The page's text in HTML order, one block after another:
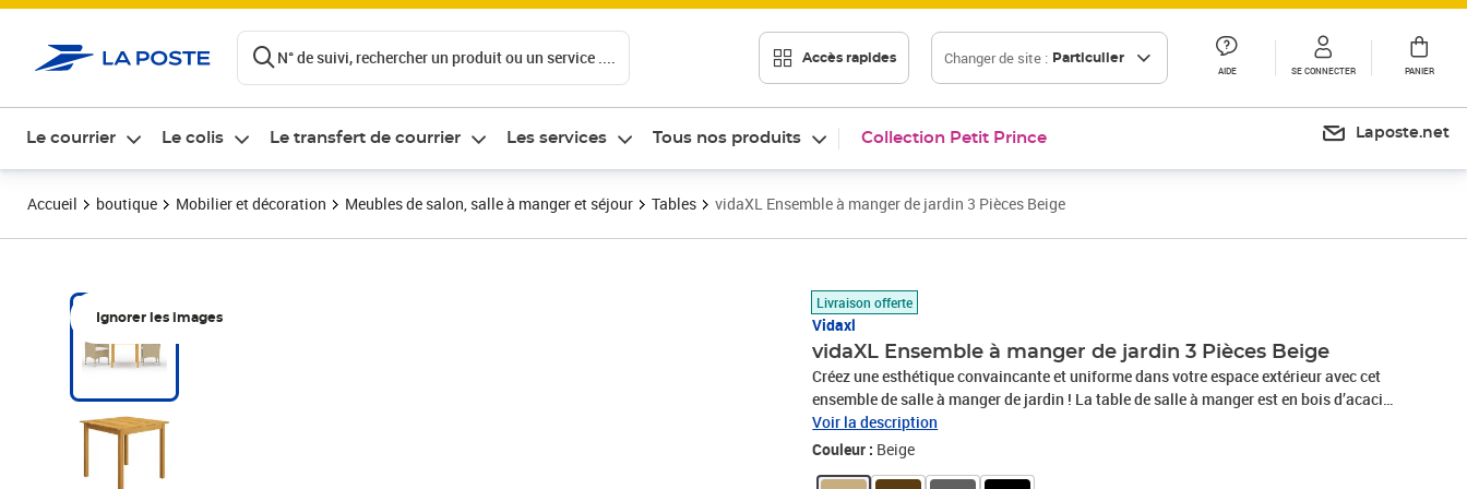
N° de suivi, rechercher un produit ou un service .... Accès rapides Changer de site : Particulier
AIDE SE CONNECTER PANIER
Le courrier Le colis Le transfert de courrier Les services Tous nos produits Collection Petit Prince Laposte.net
Accueil boutique Mobilier et décoration Meubles de salon, salle à manger et séjour Tables vidaXL Ensemble à manger de jardin 3 Pièces Beige
Ignorer les images
Livraison offerte
Vidaxl
vidaXL Ensemble à manger de jardin 3 Pièces Beige
Créez une esthétique convaincante et uniforme dans votre espace extérieur avec cet
ensemble de salle à manger de jardin ! La table de salle à manger est en bois d’acacia
massif avec une finition à l’huile, ce qui la rend stable, durable et facile à entretenir.
Dotées d’un cadre en acier enduit de poudre recouvert de résine tressée résistante aux
Voir la description
Couleur : Beige
Prix 213,99€